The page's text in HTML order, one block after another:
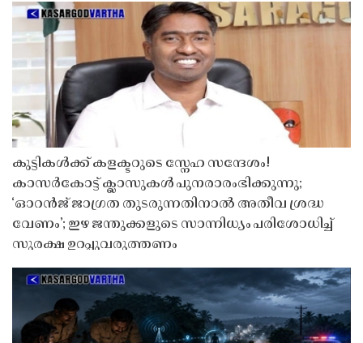
കുട്ടികൾക്ക് കളക്ടറുടെ സ്നേഹ സന്ദേശം!
കാസർകോട്ട് ക്ലാസുകൾ പുനരാരംഭിക്കുന്നു;
‘ഓറൻജ് ജാഗ്രത തുടരുന്നതിനാൽ അതീവ ശ്രദ്ധ
വേണം’; ഇഴ ജന്തുക്കളുടെ സാന്നിധ്യം പരിശോധിച്ച്
സുരക്ഷ ഉറപ്പുവരുത്തണം